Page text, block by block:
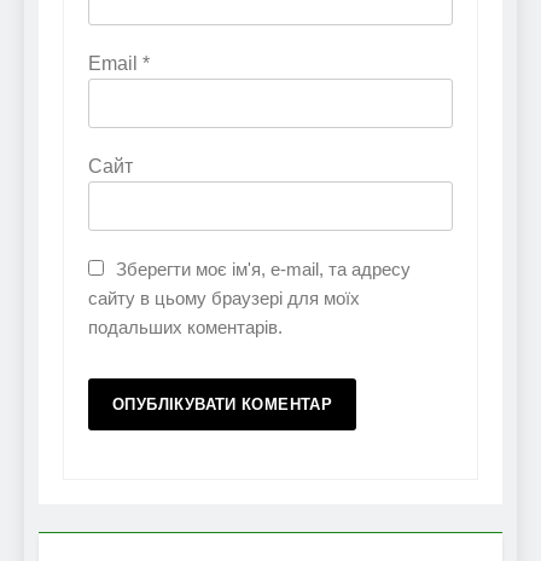
Email *
Сайт
Зберегти моє ім'я, e-mail, та адресу
сайту в цьому браузері для моїх
подальших коментарів.